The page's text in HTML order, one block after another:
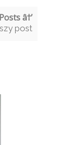
â†’
post